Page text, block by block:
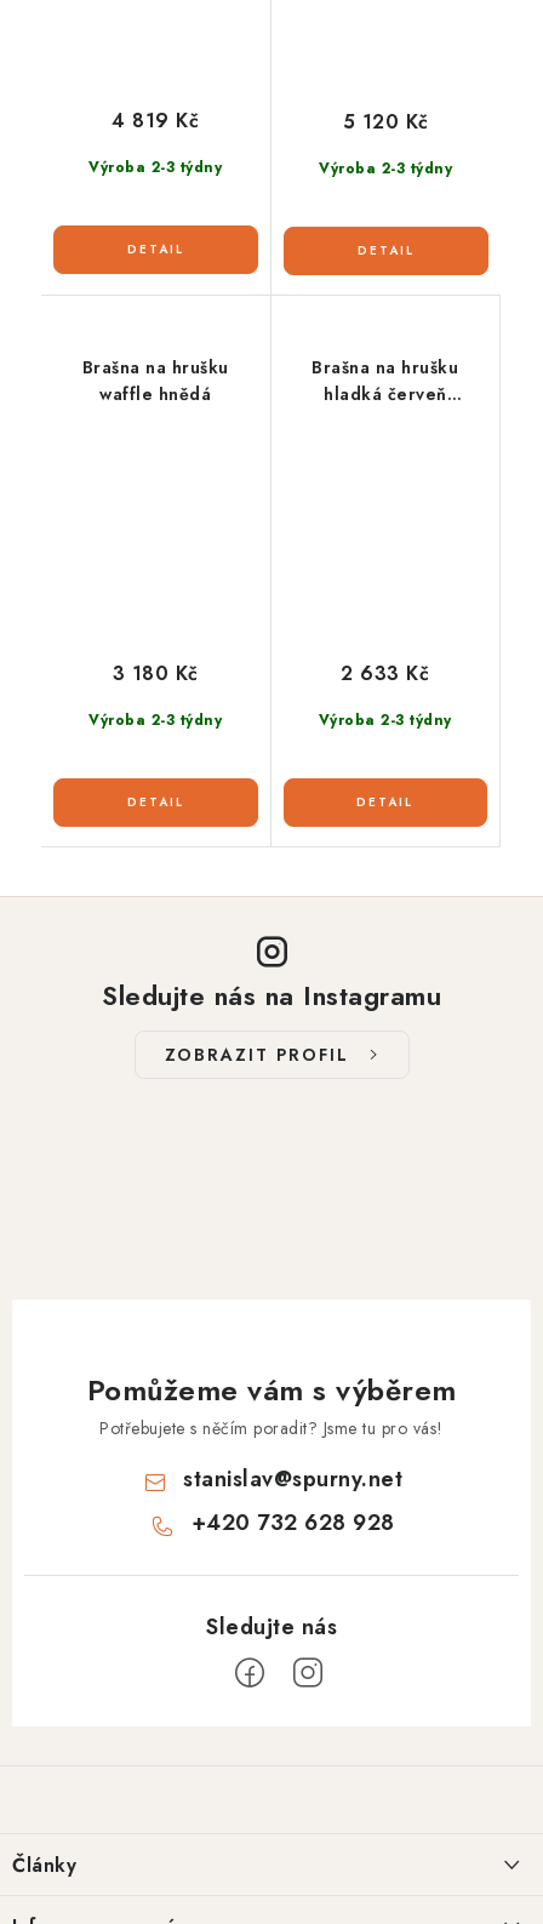
Výroba 2-3 týdny
4 819 Kč
Výroba 2-3 týdny
5 120 Kč
Brašna na hrušku
waffle hnědá
Výroba 2-3 týdny
3 180 Kč
Brašna na hrušku
hladká červeň
Výroba 2-3 týdny
2 633 Kč
Sledujte nás na Instagramu
ZOBRAZIT PROFIL
Pomůžeme vám s výběrem
Potřebujete s něčím poradit? Jsme tu pro vás!
stanislav@spurny.net
+420 732 628 928
Články
Basketweave tooling: historie a regionální styly